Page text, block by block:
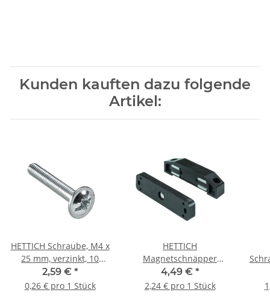
Kunden kauften dazu folgende
Artikel:
HETTICH Schraube, M4 x
25 mm, verzinkt, 10
Stück
2,59 € *
0,26 € pro 1 Stück
HETTICH
Magnetschnäpper
beweglich 10 kg, braun,
2 Stück
4,49 € *
2,24 € pro 1 Stück